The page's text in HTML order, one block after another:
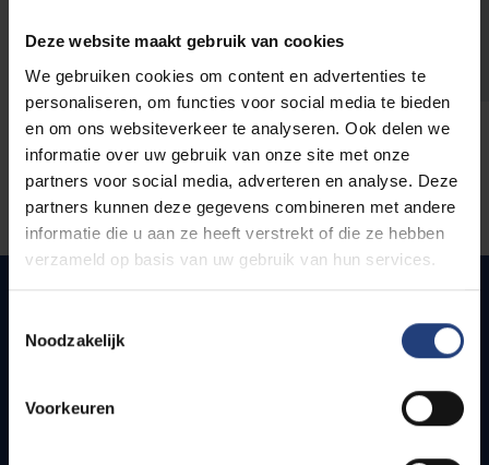
Deze website maakt gebruik van cookies
We gebruiken cookies om content en advertenties te
personaliseren, om functies voor social media te bieden
en om ons websiteverkeer te analyseren. Ook delen we
informatie over uw gebruik van onze site met onze
partners voor social media, adverteren en analyse. Deze
partners kunnen deze gegevens combineren met andere
informatie die u aan ze heeft verstrekt of die ze hebben
verzameld op basis van uw gebruik van hun services.
Noodzakelijk
Voorkeuren
Quick links